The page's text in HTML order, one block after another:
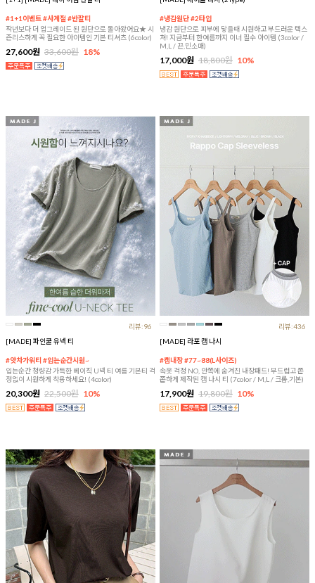
#1+1이벤트 #사계절 #반팔티
작년보다 더 업그레이드 된 원단으로 돌아왔어요★ 시
즌리스하게 꼭 필요한 아이템인 기본 티셔츠 (6color)
27,600원 33,600원 18%
#냉감원단 #2타입
냉감 원단으로 피부에 닿을때 시원하고 부드러운 텍스
쳐! 지금부터 한여름까지 이너 필수 아이템 (3color /
M,L / 끈,민소매)
17,000원 18,800원 10%
리뷰:96
[MADE] 파인쿨 유넥 티
#앗차가워티 #입는순간시원~
입는순간 청량감 가득한 베이직 U넥 티 여름 기본티 걱
정없이 시원하게 착용하세요! (4color)
20,300원 22,500원 10%
리뷰:436
[MADE] 라포 캡 나시
#캡내장 #77~88(L사이즈)
속옷 걱정 NO, 안쪽에 숨겨진 내장패드! 부드럽고 쫀
쫀하게 제작된 캡 나시 티 (7color / M,L / 크롭,기본)
17,900원 19,800원 10%